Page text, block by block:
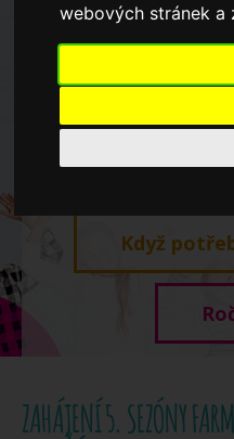
webových stránek a
Dny
Když
ZAHÁJENÍ 5. SEZÓNY